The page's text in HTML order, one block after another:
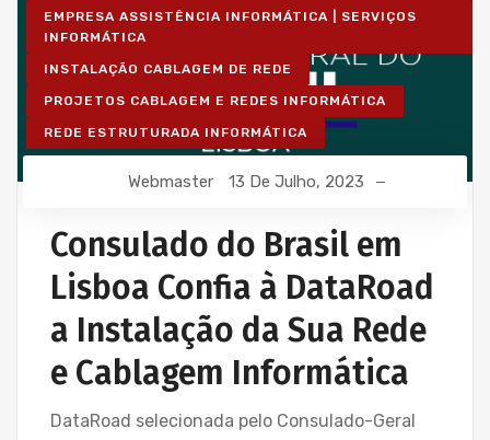
EMPRESA ASSISTÊNCIA INFORMÁTICA | SERVIÇOS
INFORMÁTICA
INSTALAÇÃO CABLAGEM DE REDE
PROJETOS CABLAGEM E REDES INFORMÁTICA
REDE ESTRUTURADA INFORMÁTICA
Webmaster 13 De Julho, 2023
Consulado do Brasil em
Lisboa Confia à DataRoad
a Instalação da Sua Rede
e Cablagem Informática
DataRoad selecionada pelo Consulado-Geral